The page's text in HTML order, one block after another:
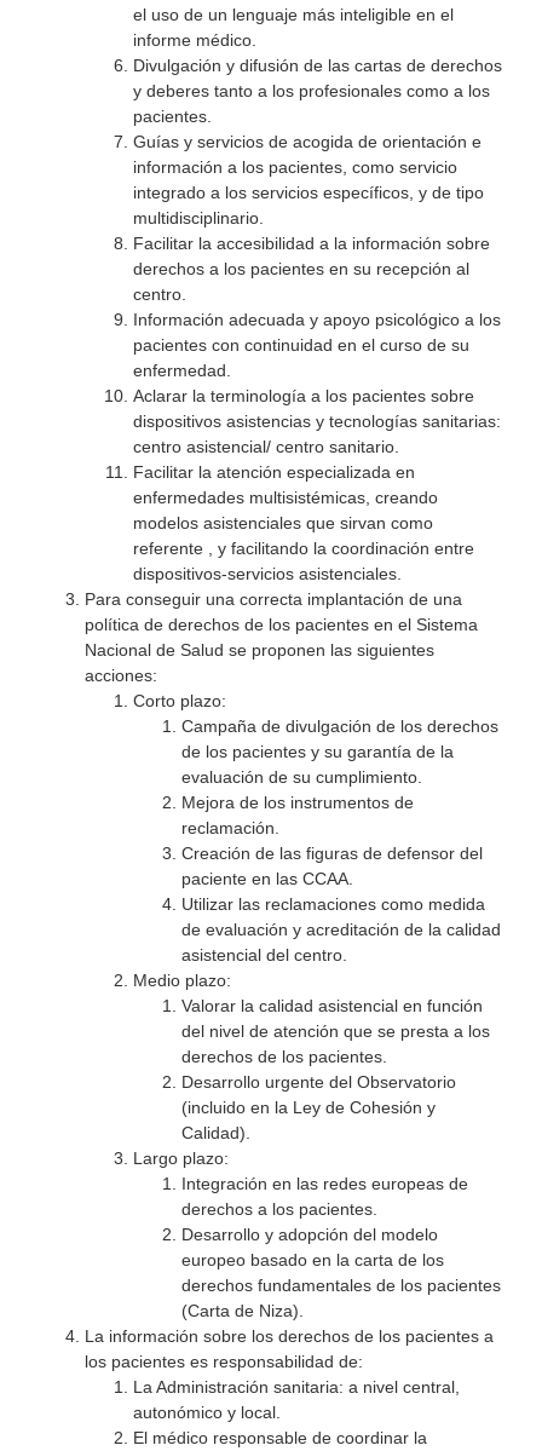
el uso de un lenguaje más inteligible en el
informe médico.
Divulgación y difusión de las cartas de derechos
y deberes tanto a los profesionales como a los
pacientes.
Guías y servicios de acogida de orientación e
información a los pacientes, como servicio
integrado a los servicios específicos, y de tipo
multidisciplinario.
Facilitar la accesibilidad a la información sobre
derechos a los pacientes en su recepción al
centro.
Información adecuada y apoyo psicológico a los
pacientes con continuidad en el curso de su
enfermedad.
Aclarar la terminología a los pacientes sobre
dispositivos asistencias y tecnologías sanitarias:
centro asistencial/ centro sanitario.
Facilitar la atención especializada en
enfermedades multisistémicas, creando
modelos asistenciales que sirvan como
referente , y facilitando la coordinación entre
dispositivos-servicios asistenciales.
Para conseguir una correcta implantación de una
política de derechos de los pacientes en el Sistema
Nacional de Salud se proponen las siguientes
acciones:
Corto plazo:
Campaña de divulgación de los derechos
de los pacientes y su garantía de la
evaluación de su cumplimiento.
Mejora de los instrumentos de
reclamación.
Creación de las figuras de defensor del
paciente en las CCAA.
Utilizar las reclamaciones como medida
de evaluación y acreditación de la calidad
asistencial del centro.
Medio plazo:
Valorar la calidad asistencial en función
del nivel de atención que se presta a los
derechos de los pacientes.
Desarrollo urgente del Observatorio
(incluido en la Ley de Cohesión y
Calidad).
Largo plazo:
Integración en las redes europeas de
derechos a los pacientes.
Desarrollo y adopción del modelo
europeo basado en la carta de los
derechos fundamentales de los pacientes
(Carta de Niza).
La información sobre los derechos de los pacientes a
los pacientes es responsabilidad de:
La Administración sanitaria: a nivel central,
autonómico y local.
El médico responsable de coordinar la